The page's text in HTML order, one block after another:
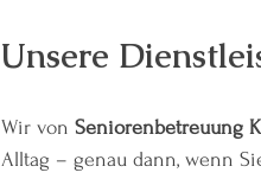
Unsere
Wir von Seniorenbetreuung
Alltag – genau dann, wenn